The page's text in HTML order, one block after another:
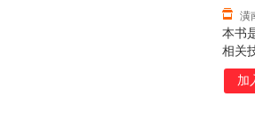
本书
相关
出发
理
潢
加